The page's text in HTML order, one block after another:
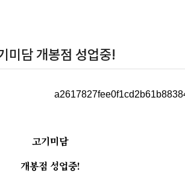
미담 개봉점 성업중!
고기미담
개봉점 성업중!